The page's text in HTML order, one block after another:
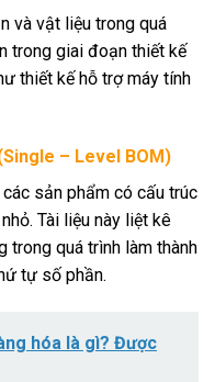
và vật liệu trong quá
trong giai đoạn thiết kế
thiết kế hỗ trợ máy tính
– Level BOM)
sản phẩm có cấu trúc
Tài liệu này liệt kê
quá trình làm thành
tự số phần.
hóa là gì? Được